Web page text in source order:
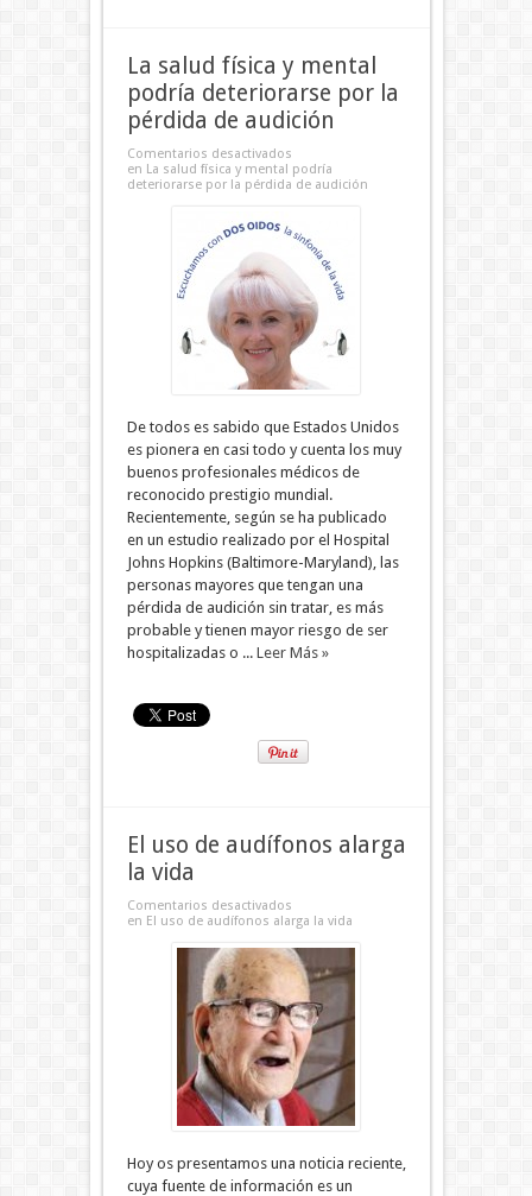
La salud física y mental
podría deteriorarse por la
pérdida de audición
Comentarios desactivados
en La salud física y mental podría
deteriorarse por la pérdida de audición
De todos es sabido que Estados Unidos
es pionera en casi todo y cuenta los muy
buenos profesionales médicos de
reconocido prestigio mundial.
Recientemente, según se ha publicado
en un estudio realizado por el Hospital
Johns Hopkins (Baltimore-Maryland), las
personas mayores que tengan una
pérdida de audición sin tratar, es más
probable y tienen mayor riesgo de ser
hospitalizadas o ... Leer Más »
El uso de audífonos alarga
la vida
Comentarios desactivados
en El uso de audífonos alarga la vida
Hoy os presentamos una noticia reciente,
cuya fuente de información es un